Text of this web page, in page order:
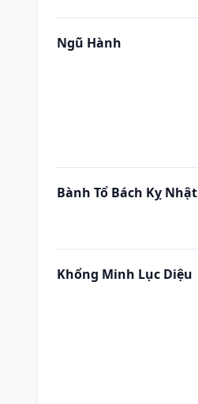
Ngũ Hành
Bành Tổ Bách Kỵ Nhật
Khổng Minh Lục Diệu